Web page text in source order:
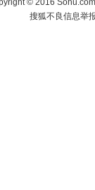
©2016
搜狐不良信息举